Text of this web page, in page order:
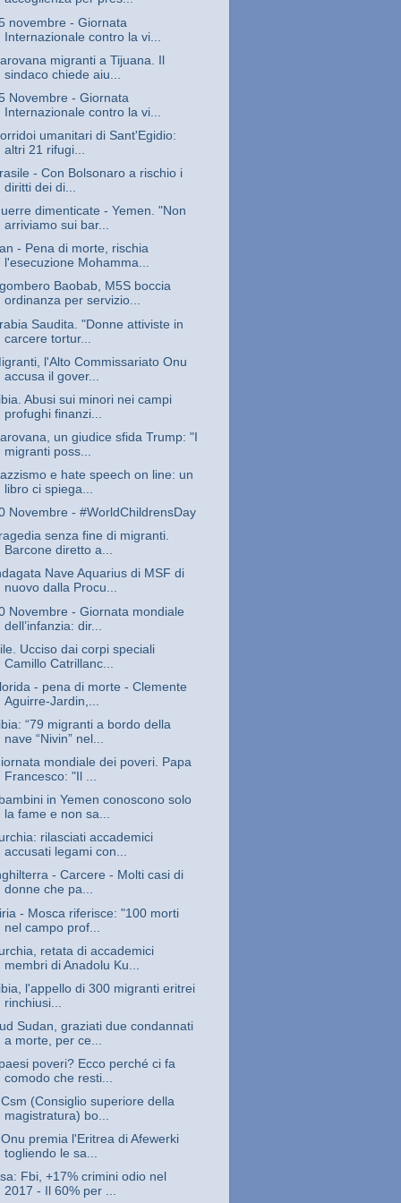
novembre - Giornata
Internazionale contro la vi...
migranti a Tijuana. Il
sindaco chiede aiu...
Novembre - Giornata
Internazionale contro la vi...
umanitari di Sant'Egidio:
altri 21 rifugi...
- Con Bolsonaro a rischio i
diritti dei di...
dimenticate - Yemen. "Non
arriviamo sui bar...
- Pena di morte, rischia
l'esecuzione Mohamma...
Baobab, M5S boccia
ordinanza per servizio...
Saudita. "Donne attiviste in
carcere tortur...
l'Alto Commissariato Onu
accusa il gover...
Abusi sui minori nei campi
profughi finanzi...
un giudice sfida Trump: "I
migranti poss...
e hate speech on line: un
libro ci spiega...
Novembre - #WorldChildrensDay
senza fine di migranti.
Barcone diretto a...
Nave Aquarius di MSF di
nuovo dalla Procu...
Novembre - Giornata mondiale
dell’infanzia: dir...
Ucciso dai corpi speciali
Camillo Catrillanc...
- pena di morte - Clemente
Aguirre-Jardin,...
“79 migranti a bordo della
nave “Nivin” nel...
mondiale dei poveri. Papa
Francesco: "Il ...
bambini in Yemen conoscono solo
la fame e non sa...
rilasciati accademici
accusati legami con...
- Carcere - Molti casi di
donne che pa...
- Mosca riferisce: "100 morti
nel campo prof...
retata di accademici
membri di Anadolu Ku...
l'appello di 300 migranti eritrei
rinchiusi...
Sudan, graziati due condannati
a morte, per ce...
paesi poveri? Ecco perché ci fa
comodo che resti...
Csm (Consiglio superiore della
magistratura) bo...
premia l'Eritrea di Afewerki
togliendo le sa...
Fbi, +17% crimini odio nel
2017 - Il 60% per ...